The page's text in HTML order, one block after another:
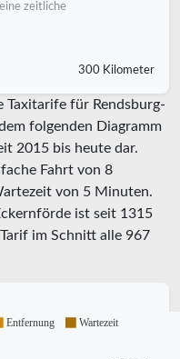
zeitliche
300 Kilometer
Taxitarife für Rendsburg-
folgenden Diagramm
2015 bis heute dar.
Fahrt von 8
von 5 Minuten.
ist seit 1315
im Schnitt alle 967
Entfernung Wartezeit